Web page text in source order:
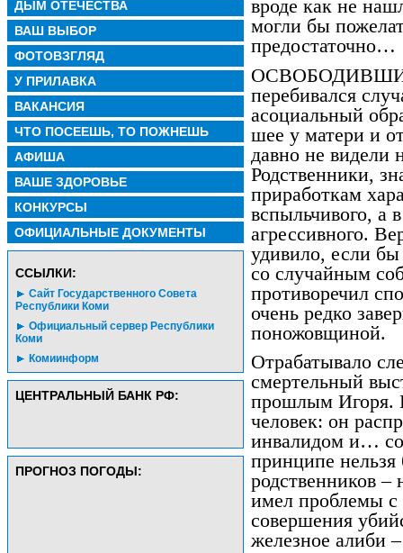
ДЫМ ОТЕЧЕСТВА
ВАШ ВЫБОР
ФОТОВЗГЛЯД
У ПРИЛАВКА
ВАКАНСИЯ
ЧТО ПОСЕЕШЬ, ТО ПОЖНЕШЬ
АФИША
ВАШЕ ЗДОРОВЬЕ
КОНКУРСЫ
ОФИЦИАЛЬНЫЕ ДОКУМЕНТЫ
CСЫЛКИ:
Сайт Государственного Совета
Республики Коми
Официальный сервер Республики
Коми
Комиинформ
ЦЕНТРАЛЬНЫЙ БАНК РФ:
ПРОГНОЗ ПОГОДЫ:
вроде как не
могли бы
предостаточно…
перебивался
асоциальный
шее у матери и
давно не видели
Родственники,
приработкам
вспыльчивого, а
агрессивного.
удивило, если
со случайным
противоречил
очень редко
поножовщиной.
Отрабатывало
смертельный
прошлым Игоря.
человек: он
инвалидом и…
принципе нельзя
родственников –
имел проблемы
совершения
железное алиби